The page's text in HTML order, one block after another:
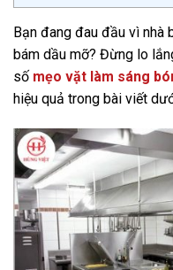
Bạn đang đau đầu vì nhà
bám dầu mỡ? Đừng lo
số mẹo vặt làm sáng
hiệu quả trong bài viết